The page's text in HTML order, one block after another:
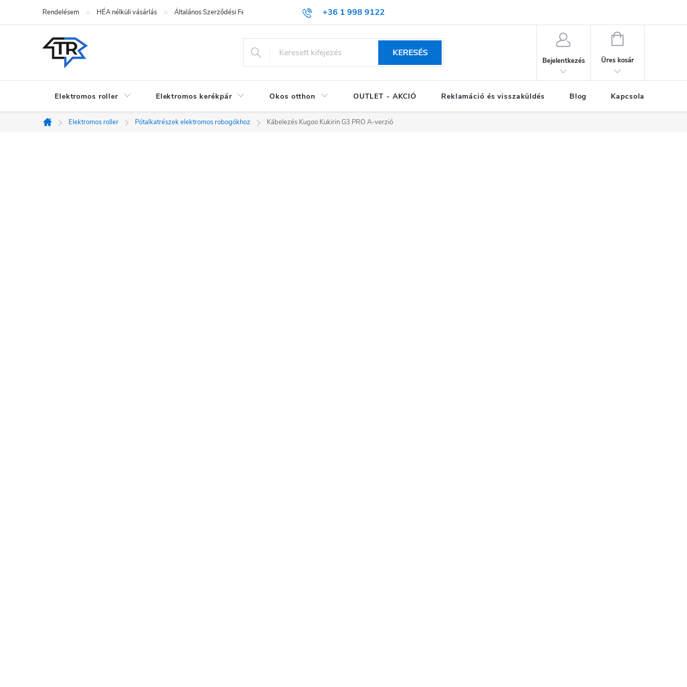
tartalomhoz
+36 1 998 9122
Rendelésem HÉA nélküli vásárlás Általános Szerződési Feltételek (ÁSZF)
KERESÉS
Bejelentkezés
KOSÁR
Üres kosár
Elektromos roller Elektromos kerékpár Okos otthon OUTLET - AKCIÓ Reklamáció és visszaküldés Blog Kapcsolat
Kezdőlap
Elektromos roller Pótalkatrészek elektromos robogókhoz Kábelezés Kugoo Kukirin G3 PRO A-verzió